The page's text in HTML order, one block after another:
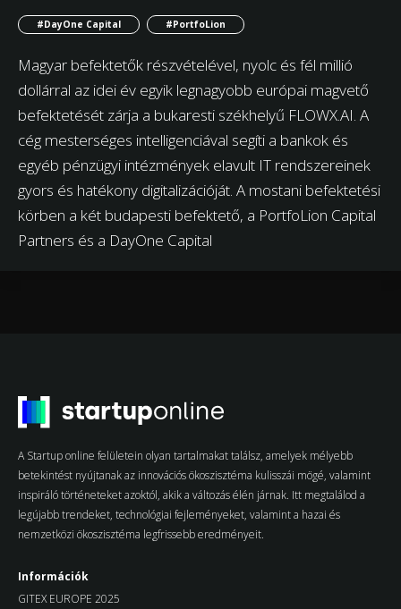
#DayOne Capital #PortfoLion
Magyar befektetők részvételével, nyolc és fél millió
dollárral az idei év egyik legnagyobb európai magvető
befektetését zárja a bukaresti székhelyű FLOWX.AI. A
cég mesterséges intelligenciával segíti a bankok és
egyéb pénzügyi intézmények elavult IT rendszereinek
gyors és hatékony digitalizációját. A mostani befektetési
körben a két budapesti befektető, a PortfoLion Capital
Partners és a DayOne Capital
A Startup online felületein olyan tartalmakat találsz, amelyek mélyebb
betekintést nyújtanak az innovációs ökoszisztéma kulisszái mögé, valamint
inspiráló történeteket azoktól, akik a változás élén járnak. Itt megtalálod a
legújabb trendeket, technológiai fejleményeket, valamint a hazai és
nemzetközi ökoszisztéma legfrissebb eredményeit.
Információk
GITEX EUROPE 2025